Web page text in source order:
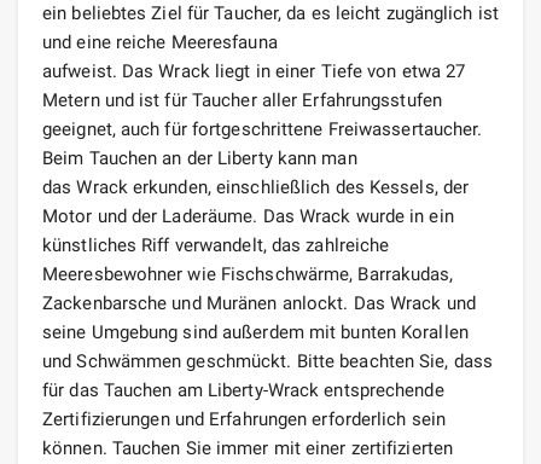
ein beliebtes Ziel für Taucher, da es leicht zugänglich ist
und eine reiche Meeresfauna
aufweist. Das Wrack liegt in einer Tiefe von etwa 27
Metern und ist für Taucher aller Erfahrungsstufen
geeignet, auch für fortgeschrittene Freiwassertaucher.
Beim Tauchen an der Liberty kann man
das Wrack erkunden, einschließlich des Kessels, der
Motor und der Laderäume. Das Wrack wurde in ein
künstliches Riff verwandelt, das zahlreiche
Meeresbewohner wie Fischschwärme, Barrakudas,
Zackenbarsche und Muränen anlockt. Das Wrack und
seine Umgebung sind außerdem mit bunten Korallen
und Schwämmen geschmückt. Bitte beachten Sie, dass
für das Tauchen am Liberty-Wrack entsprechende
Zertifizierungen und Erfahrungen erforderlich sein
können. Tauchen Sie immer mit einer zertifizierten